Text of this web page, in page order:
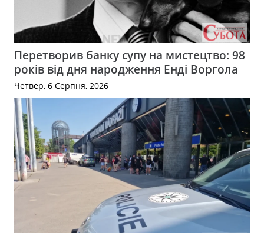
Перетворив банку супу на мистецтво: 98
років від дня народження Енді Воргола
Четвер, 6 Серпня, 2026